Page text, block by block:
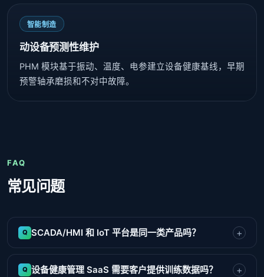
智能制造
动设备预测性维护
PHM 模块基于振动、温度、电参建立设备健康基线，早期
预警轴承磨损和不对中故障。
FAQ
常见问题
SCADA/HMI 和 IoT 平台是同一类产品吗？
设备健康管理 SaaS 需要客户提供训练数据吗？